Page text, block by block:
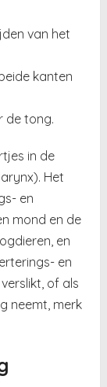
van het
kanten
de tong.
in de
Het
en
mond en de
en
en
of als
neemt, merk